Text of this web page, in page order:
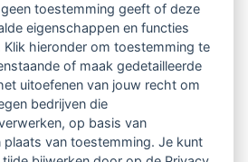
& kennisbank
(LVSC keurmerk)
toestemming geeft of deze
eigenschappen en functies
Klik hieronder om toestemming te
of maak gedetailleerde
uitoefenen van jouw recht om
bedrijven die
op basis van
plaats van toestemming. Je kunt